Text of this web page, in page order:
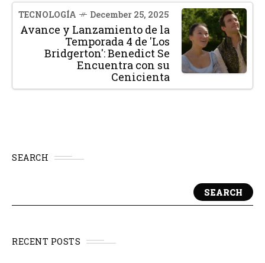
TECNOLOGÍA December 25, 2025
Avance y Lanzamiento de la
Temporada 4 de 'Los
Bridgerton': Benedict Se
Encuentra con su
Cenicienta
SEARCH
SEARCH
RECENT POSTS